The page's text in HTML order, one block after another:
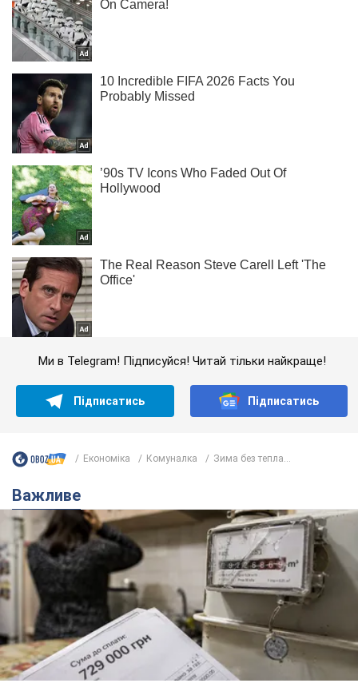
Ми в Telegram! Підписуйся! Читай тільки найкраще!
Підписатись Підписатись
Економіка Комуналка Зима без тепла...
Важливе